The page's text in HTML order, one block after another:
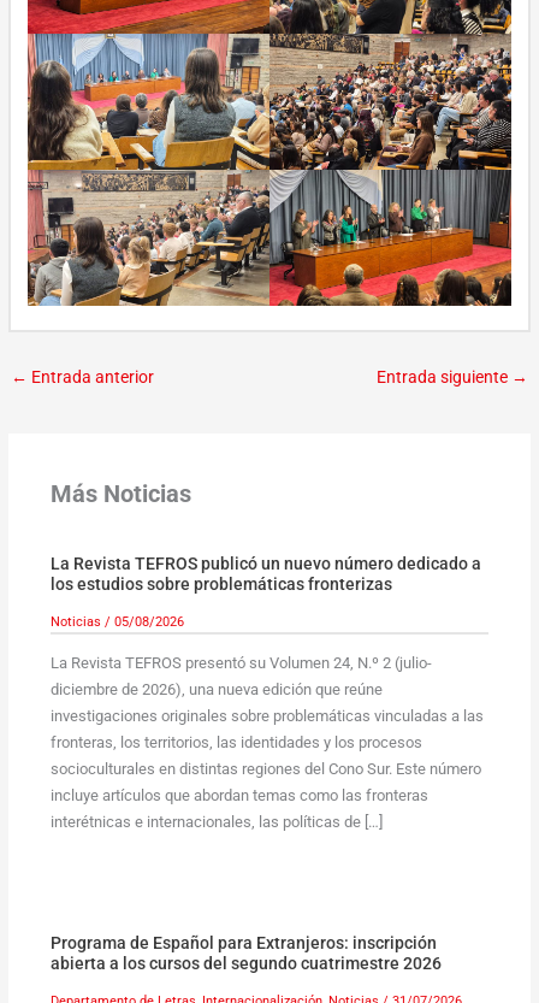
← Entrada anterior Entrada siguiente →
Más Noticias
La Revista TEFROS publicó un nuevo número dedicado a
los estudios sobre problemáticas fronterizas
Noticias / 05/08/2026
La Revista TEFROS presentó su Volumen 24, N.º 2 (julio-
diciembre de 2026), una nueva edición que reúne
investigaciones originales sobre problemáticas vinculadas a las
fronteras, los territorios, las identidades y los procesos
socioculturales en distintas regiones del Cono Sur. Este número
incluye artículos que abordan temas como las fronteras
interétnicas e internacionales, las políticas de […]
Programa de Español para Extranjeros: inscripción
abierta a los cursos del segundo cuatrimestre 2026